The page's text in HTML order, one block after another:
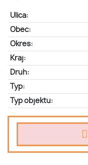
Ulica:
Obec:
Okres:
Kraj:
Druh:
Typ:
Typ objektu: